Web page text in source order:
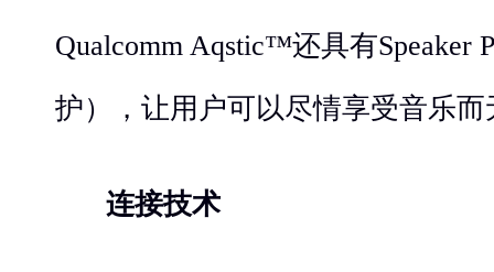
Qualcomm Aqstic™还具有Speaker
护），让用户可以尽情享受音乐
连接技术